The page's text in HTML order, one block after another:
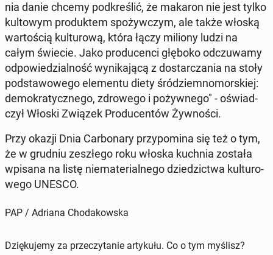
nia danie chcemy pod­kre­ślić, że makaron nie jest tylko
kul­to­wym pro­duk­tem spo­żyw­czym, ale także włoską
war­to­ścią kul­tu­ro­wą, która łączy miliony ludzi na
całym świecie. Jako pro­du­cen­ci głęboko od­czu­wa­my
od­po­wie­dzial­ność wy­ni­ka­ją­cą z do­star­cza­nia na stoły
pod­sta­wo­we­go ele­men­tu diety śród­ziem­no­mor­skiej:
de­mo­kra­tycz­ne­go, zdro­we­go i po­żyw­ne­go" - oświad­
czył Włoski Związek Pro­du­cen­tów Żyw­no­ści.
Przy okazji Dnia Car­bo­na­ry przy­po­mi­na się też o tym,
że w grudniu ze­szłe­go roku włoska kuchnia została
wpisana na listę nie­ma­te­rial­ne­go dzie­dzic­twa kul­tu­ro­
we­go UNESCO.
PAP / Adriana Chodakowska
Dziękujemy za przeczytanie artykułu. Co o tym myślisz?